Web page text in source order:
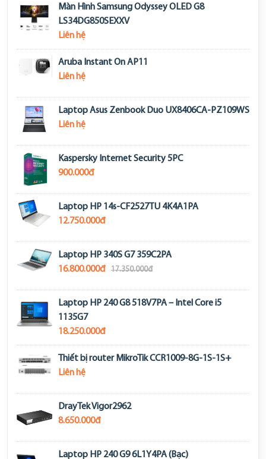
Màn Hình Samsung Odyssey OLED G8
LS34DG850SEXXV
Liên hệ
Aruba Instant On AP11
Liên hệ
Laptop Asus Zenbook Duo UX8406CA-PZ109WS
Liên hệ
Kaspersky Internet Security 5PC
900.000đ
Laptop HP 14s-CF2527TU 4K4A1PA
12.750.000đ
Laptop HP 340S G7 359C2PA
16.800.000đ
17.350.000đ
Laptop HP 240 G8 518V7PA – Intel Core i5
1135G7
18.250.000đ
Thiết bị router MikroTik CCR1009-8G-1S-1S+
Liên hệ
DrayTek Vigor2962
8.650.000đ
Laptop HP 240 G9 6L1Y4PA (Bạc)